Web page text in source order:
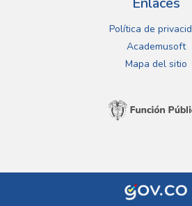
Política de
Academusoft
Mapa del sitio